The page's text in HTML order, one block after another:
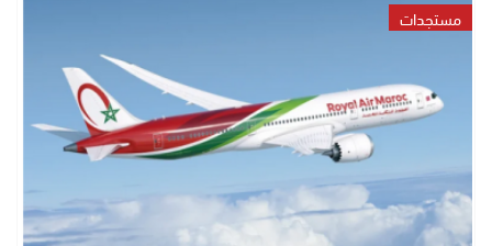
مستجدات